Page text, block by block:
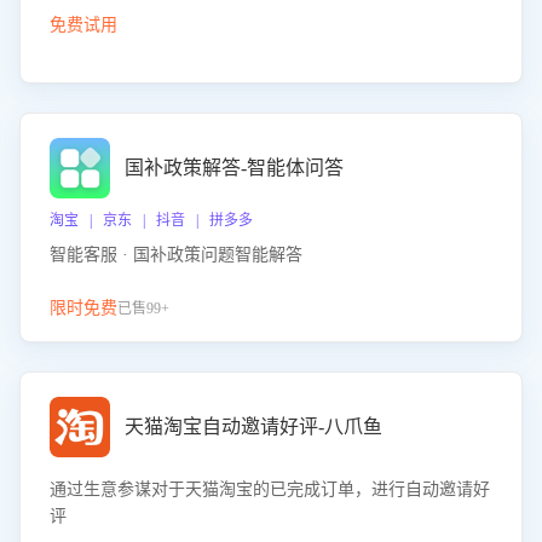
免费试用
国补政策解答-智能体问答
淘宝 | 京东 | 抖音 | 拼多多
智能客服 · 国补政策问题智能解答
限时免费已售99+
天猫淘宝自动邀请好评-八爪鱼
通过生意参谋对于天猫淘宝的已完成订单，进行自动邀请好
评